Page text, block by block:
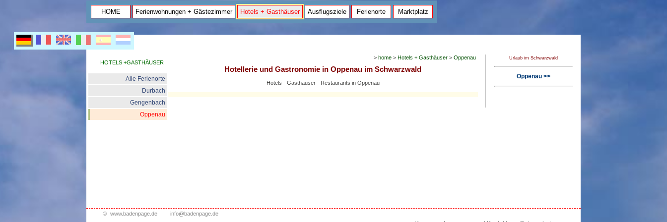
HOME Ferienwohnungen + Gästezimmer Hotels + Gasthäuser Ausflugsziele Ferienorte Marktplatz
HOTELS +GASTHÄUSER
Alle Ferienorte
Durbach
Gengenbach
Oppenau
> home> Hotels + Gasthäuser> Oppenau
Hotellerie und Gastronomie in Oppenau im Schwarzwald
Hotels - Gasthäuser - Restaurants in Oppenau
Urlaub im Schwarzwald
Oppenau >>
© www.badenpage.de info@badenpage.de